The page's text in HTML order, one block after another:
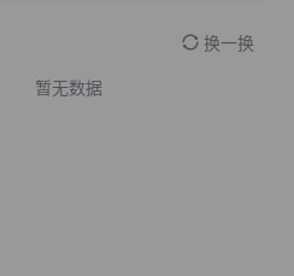
换一换
暂无数据